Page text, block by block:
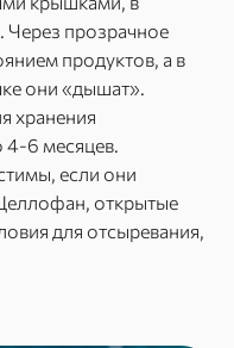
Через прозрачное
продуктов, а в
они «дышат».
хранения
4-6 месяцев.
если они
открытые
для отсыревания,